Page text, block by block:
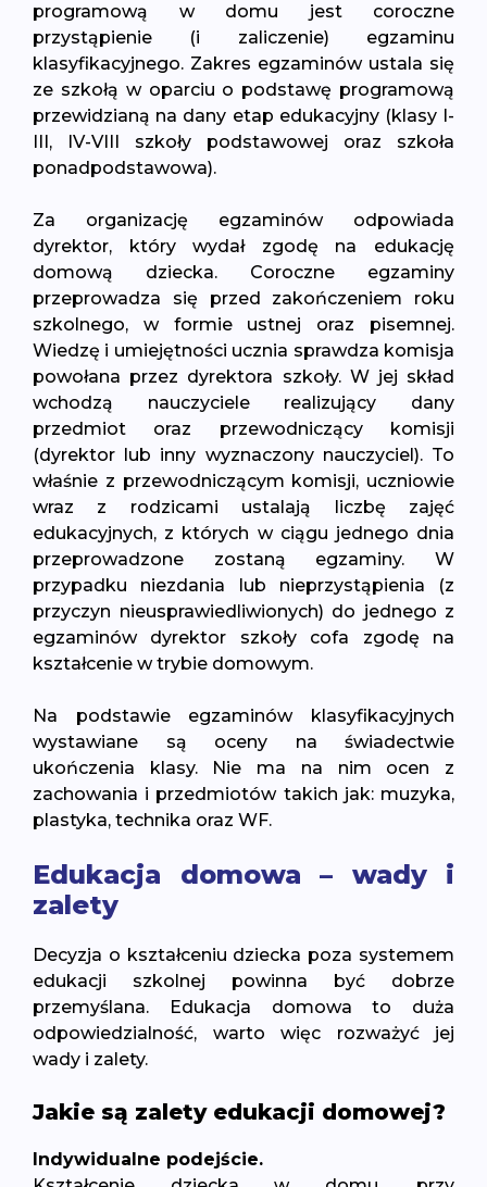
programową w domu jest coroczne
przystąpienie (i zaliczenie) egzaminu
klasyfikacyjnego. Zakres egzaminów ustala się
ze szkołą w oparciu o podstawę programową
przewidzianą na dany etap edukacyjny (klasy I-
III, IV-VIII szkoły podstawowej oraz szkoła
ponadpodstawowa).
Za organizację egzaminów odpowiada
dyrektor, który wydał zgodę na edukację
domową dziecka. Coroczne egzaminy
przeprowadza się przed zakończeniem roku
szkolnego, w formie ustnej oraz pisemnej.
Wiedzę i umiejętności ucznia sprawdza komisja
powołana przez dyrektora szkoły. W jej skład
wchodzą nauczyciele realizujący dany
przedmiot oraz przewodniczący komisji
(dyrektor lub inny wyznaczony nauczyciel). To
właśnie z przewodniczącym komisji, uczniowie
wraz z rodzicami ustalają liczbę zajęć
edukacyjnych, z których w ciągu jednego dnia
przeprowadzone zostaną egzaminy. W
przypadku niezdania lub nieprzystąpienia (z
przyczyn nieusprawiedliwionych) do jednego z
egzaminów dyrektor szkoły cofa zgodę na
kształcenie w trybie domowym.
Na podstawie egzaminów klasyfikacyjnych
wystawiane są oceny na świadectwie
ukończenia klasy. Nie ma na nim ocen z
zachowania i przedmiotów takich jak: muzyka,
plastyka, technika oraz WF.
Edukacja domowa – wady i
zalety
Decyzja o kształceniu dziecka poza systemem
edukacji szkolnej powinna być dobrze
przemyślana. Edukacja domowa to duża
odpowiedzialność, warto więc rozważyć jej
wady i zalety.
Jakie są zalety edukacji domowej?
Indywidualne podejście.